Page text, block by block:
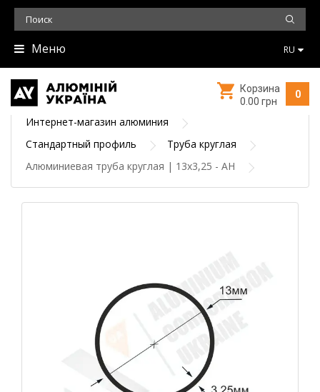
Меню RU
0
Корзина
0.00 грн
Интернет-магазин алюминия
Стандартный профиль
Труба круглая
Алюминиевая труба круглая | 13х3,25 - АН